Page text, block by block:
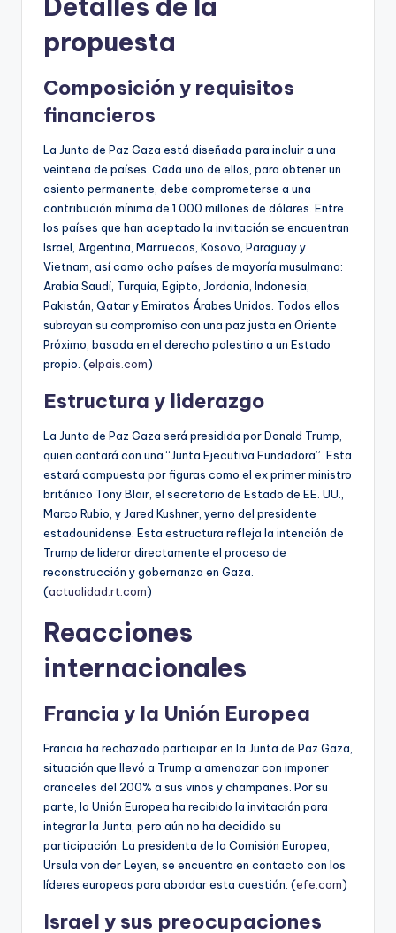
Detalles de la
propuesta
Composición y requisitos
financieros
La Junta de Paz Gaza está diseñada para incluir a una
veintena de países. Cada uno de ellos, para obtener un
asiento permanente, debe comprometerse a una
contribución mínima de 1.000 millones de dólares. Entre
los países que han aceptado la invitación se encuentran
Israel, Argentina, Marruecos, Kosovo, Paraguay y
Vietnam, así como ocho países de mayoría musulmana:
Arabia Saudí, Turquía, Egipto, Jordania, Indonesia,
Pakistán, Qatar y Emiratos Árabes Unidos. Todos ellos
subrayan su compromiso con una paz justa en Oriente
Próximo, basada en el derecho palestino a un Estado
propio. (elpais.com)
Estructura y liderazgo
La Junta de Paz Gaza será presidida por Donald Trump,
quien contará con una “Junta Ejecutiva Fundadora”. Esta
estará compuesta por figuras como el ex primer ministro
británico Tony Blair, el secretario de Estado de EE. UU.,
Marco Rubio, y Jared Kushner, yerno del presidente
estadounidense. Esta estructura refleja la intención de
Trump de liderar directamente el proceso de
reconstrucción y gobernanza en Gaza.
(actualidad.rt.com)
Reacciones
internacionales
Francia y la Unión Europea
Francia ha rechazado participar en la Junta de Paz Gaza,
situación que llevó a Trump a amenazar con imponer
aranceles del 200% a sus vinos y champanes. Por su
parte, la Unión Europea ha recibido la invitación para
integrar la Junta, pero aún no ha decidido su
participación. La presidenta de la Comisión Europea,
Ursula von der Leyen, se encuentra en contacto con los
líderes europeos para abordar esta cuestión. (efe.com)
Israel y sus preocupaciones